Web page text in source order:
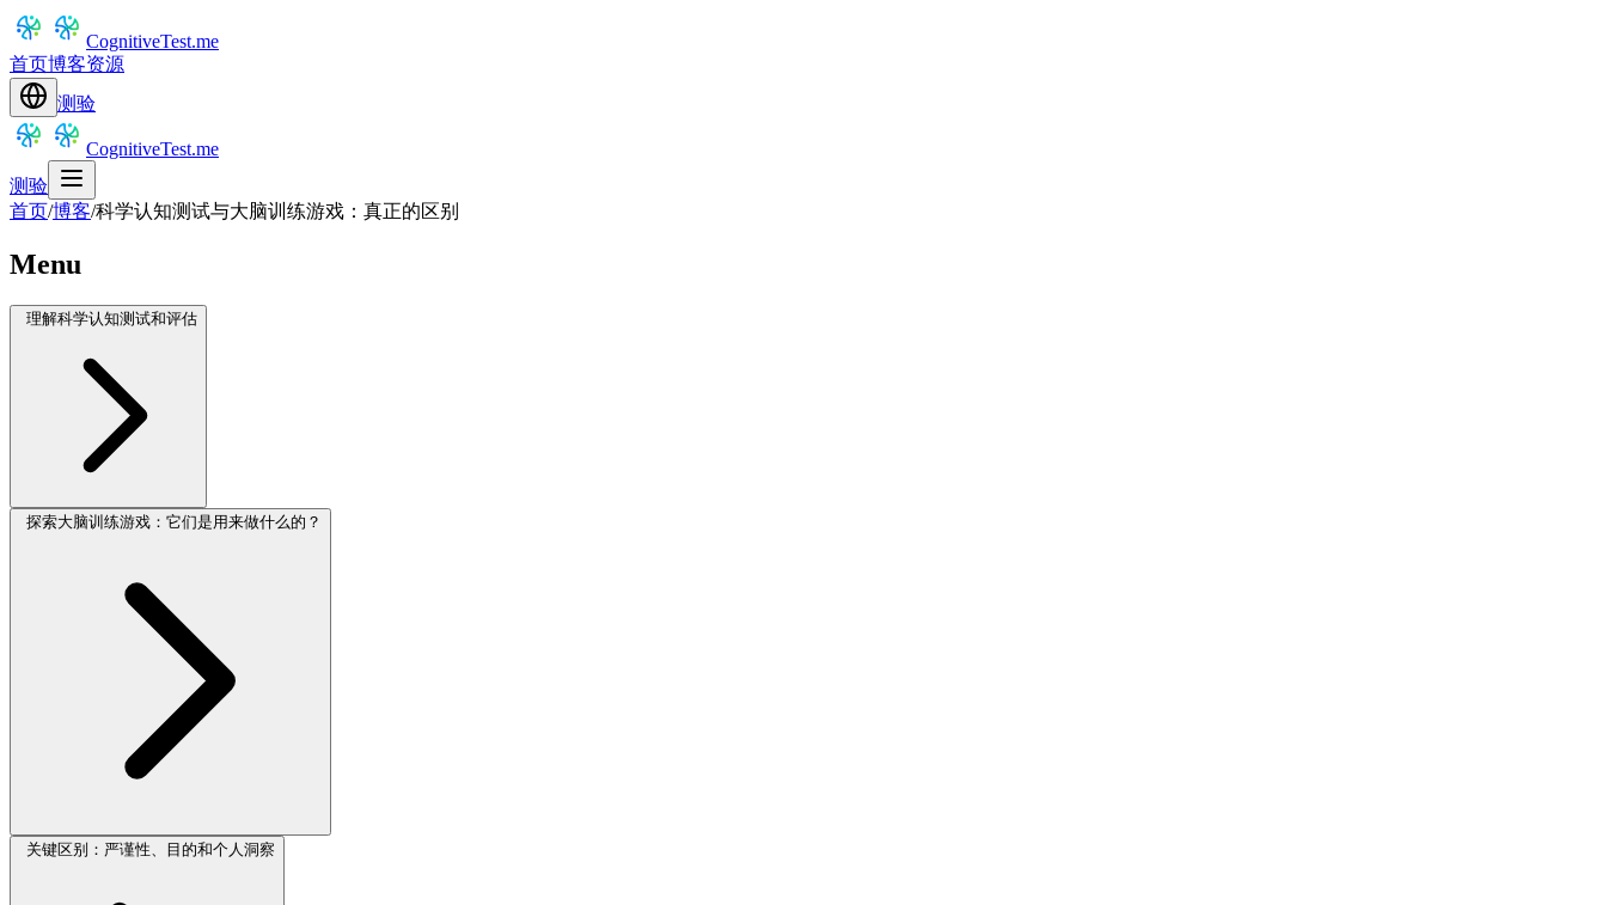
CognitiveTest.me
首页博客资源
测验
CognitiveTest.me
测验
首页/博客/科学认知测试与大脑训练游戏：真正的区别
Menu
理解科学认知测试和评估
探索大脑训练游戏：它们是用来做什么的？
关键区别：严谨性、目的和个人洞察